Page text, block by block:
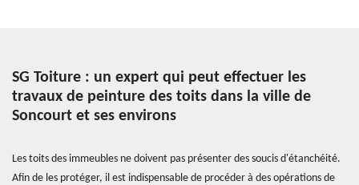
SG Toiture : un expert qui peut effectuer les
travaux de peinture des toits dans la ville de
Soncourt et ses environs
Les toits des immeubles ne doivent pas présenter des soucis d'étanchéité.
Afin de les protéger, il est indispensable de procéder à des opérations de